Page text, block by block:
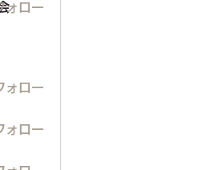
ォロー
ォロー
ォロー